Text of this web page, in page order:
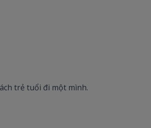
trẻ tuổi đi một mình.